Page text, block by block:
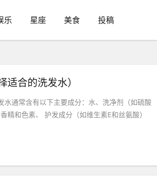
乐 星座 美食 投稿
合的洗发水）
通常含有以下主要成分：水、洗净剂（如硫酸
精和色素、 护发成分（如维生素E和丝氨酸）